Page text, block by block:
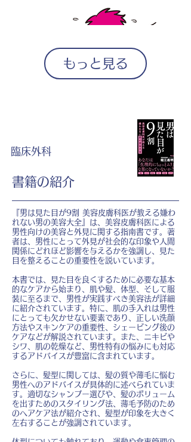
もっと見る
か
ま
し
臨床外科
書籍の紹介
『男は見た目が9割 美容皮膚科医が教える嫌わ
れない男の美容大全』は、美容皮膚科医による
男性向けの美容と外見に関する指南書です。著
者は、男性にとって外見が社会的な印象や人間
関係にどれほど影響を与えるかを強調し、見た
目を整えることの重要性を説いています。
本書では、見た目を良くするために必要な基本
的なケアから始まり、肌や髪、体型、そして服
装に至るまで、男性が実践すべき美容法が詳細
に紹介されています。特に、肌の手入れは男性
にとっても欠かせない要素であり、正しい洗顔
方法やスキンケアの重要性、シェービング後の
ケアなどが解説されています。また、ニキビや
シワ、肌の乾燥など、男性特有の悩みにも対応
するアドバイスが豊富に含まれています。
さらに、髪型に関しては、髪の質や薄毛に悩む
男性へのアドバイスが具体的に述べられていま
す。適切なシャンプー選びや、髪のボリューム
を出すためのスタイリング法、薄毛予防のため
のヘアケア法が紹介され、髪型が印象を大きく
左右することが強調されています。